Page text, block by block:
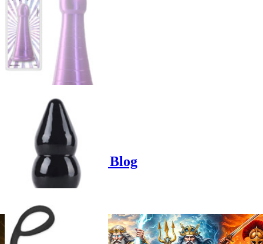
Product options
Poppers-Shop.de Blog